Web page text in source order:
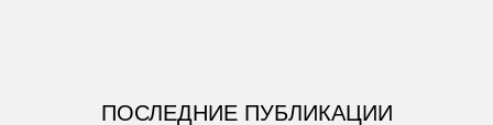
ПОСЛЕДНИЕ ПУБЛИКАЦИИ